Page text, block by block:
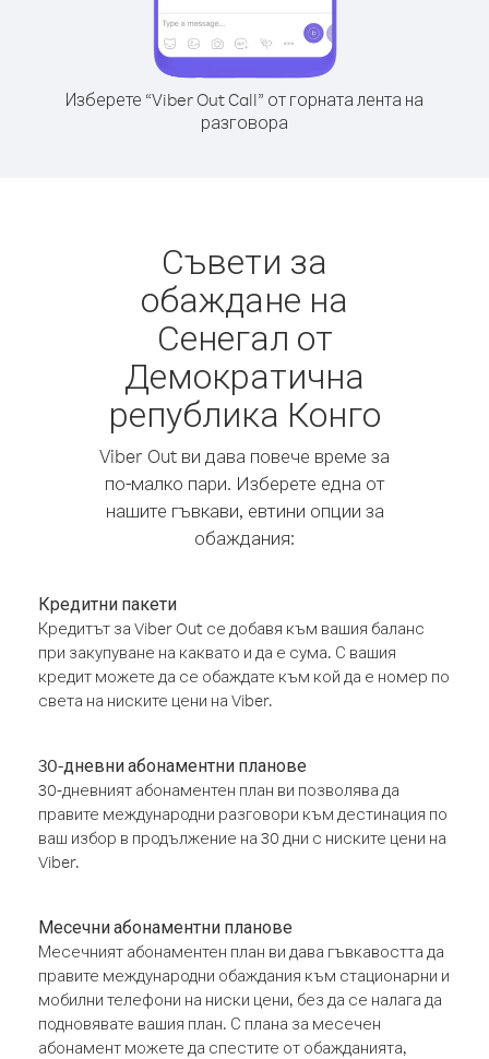
Изберете “Viber Out Call” от горната лента на
разговора
Съвети за
обаждане на
Сенегал от
Демократична
република Конго
Viber Out ви дава повече време за
по-малко пари. Изберете една от
нашите гъвкави, евтини опции за
обаждания:
Кредитни пакети
Кредитът за Viber Out се добавя към вашия баланс
при закупуване на каквато и да е сума. С вашия
кредит можете да се обаждате към кой да е номер по
света на ниските цени на Viber.
30-дневни абонаментни планове
30-дневният абонаментен план ви позволява да
правите международни разговори към дестинация по
ваш избор в продължение на 30 дни с ниските цени на
Viber.
Месечни абонаментни планове
Месечният абонаментен план ви дава гъвкавостта да
правите международни обаждания към стационарни и
мобилни телефони на ниски цени, без да се налага да
подновявате вашия план. С плана за месечен
абонамент можете да спестите от обажданията,